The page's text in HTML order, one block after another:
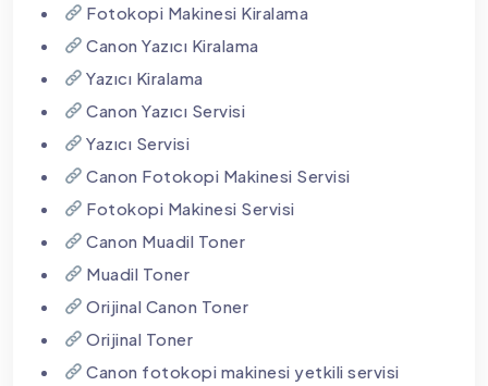
Fotokopi Makinesi Kiralama
Canon Yazıcı Kiralama
Yazıcı Kiralama
Canon Yazıcı Servisi
Yazıcı Servisi
Canon Fotokopi Makinesi Servisi
Fotokopi Makinesi Servisi
Canon Muadil Toner
Muadil Toner
Orijinal Canon Toner
Orijinal Toner
Canon fotokopi makinesi yetkili servisi